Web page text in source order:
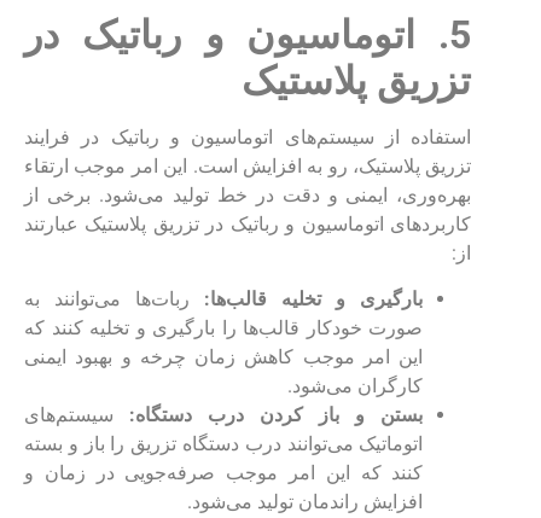
5. اتوماسیون و رباتیک در
تزریق پلاستیک
استفاده از سیستم‌های اتوماسیون و رباتیک در فرایند
تزریق پلاستیک، رو به افزایش است. این امر موجب ارتقاء
بهره‌وری، ایمنی و دقت در خط تولید می‌شود. برخی از
کاربردهای اتوماسیون و رباتیک در تزریق پلاستیک عبارتند
از:
بارگیری و تخلیه قالب‌ها: ربات‌ها می‌توانند به
صورت خودکار قالب‌ها را بارگیری و تخلیه کنند که
این امر موجب کاهش زمان چرخه و بهبود ایمنی
کارگران می‌شود.
بستن و باز کردن درب دستگاه: سیستم‌های
اتوماتیک می‌توانند درب دستگاه تزریق را باز و بسته
کنند که این امر موجب صرفه‌جویی در زمان و
افزایش راندمان تولید می‌شود.